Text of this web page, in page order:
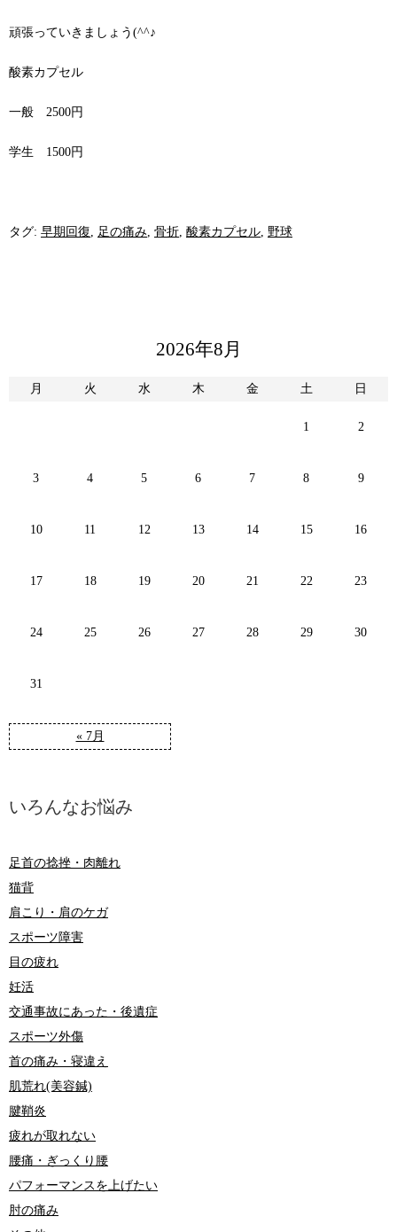
頑張っていきましょう(^^♪
酸素カプセル
一般 2500円
学生 1500円
タグ: 早期回復, 足の痛み, 骨折, 酸素カプセル, 野球
2026年8月
月 火 水 木 金 土 日
« 7月
1 2
3 4 5 6 7 8 9
10 11 12 13 14 15 16
17 18 19 20 21 22 23
24 25 26 27 28 29 30
31
いろんなお悩み
足首の捻挫・肉離れ
猫背
肩こり・肩のケガ
スポーツ障害
目の疲れ
妊活
交通事故にあった・後遺症
スポーツ外傷
首の痛み・寝違え
肌荒れ(美容鍼)
腱鞘炎
疲れが取れない
腰痛・ぎっくり腰
パフォーマンスを上げたい
肘の痛み